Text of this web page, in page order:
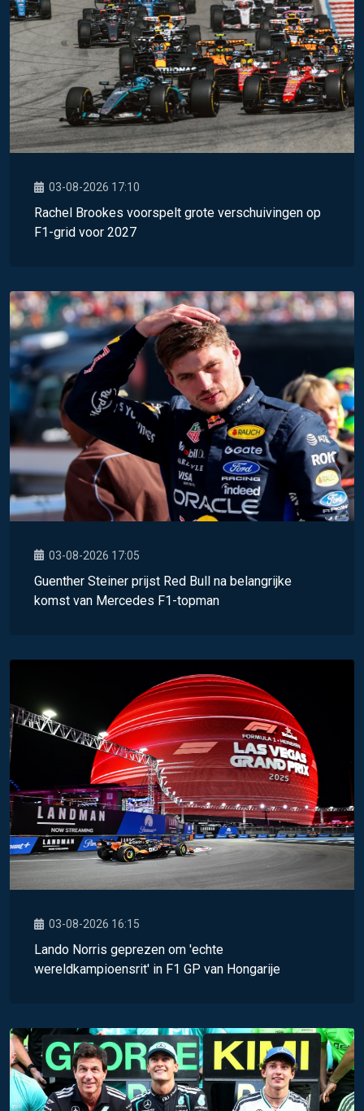
03-08-2026 17:10
Rachel Brookes voorspelt grote verschuivingen op
F1-grid voor 2027
03-08-2026 17:05
Guenther Steiner prijst Red Bull na belangrijke
komst van Mercedes F1-topman
03-08-2026 16:15
Lando Norris geprezen om 'echte
wereldkampioensrit' in F1 GP van Hongarije